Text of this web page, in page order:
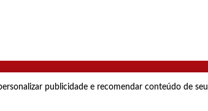
publicidade e recomendar conteúdo de seu